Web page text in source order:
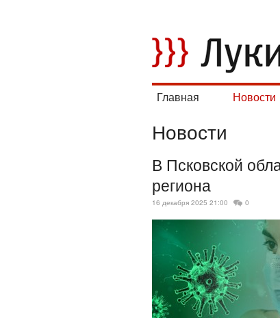
Главная Новости
Новости
В Псковской
региона
16 декабря 2025 21:00 0